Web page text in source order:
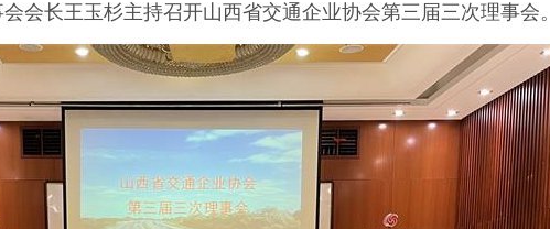
会长王玉杉主持召开山西省交通企业协会第三届三次理事会。